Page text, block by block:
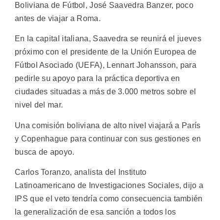
Boliviana de Fútbol, José Saavedra Banzer, poco
antes de viajar a Roma.
En la capital italiana, Saavedra se reunirá el jueves
próximo con el presidente de la Unión Europea de
Fútbol Asociado (UEFA), Lennart Johansson, para
pedirle su apoyo para la práctica deportiva en
ciudades situadas a más de 3.000 metros sobre el
nivel del mar.
Una comisión boliviana de alto nivel viajará a París
y Copenhague para continuar con sus gestiones en
busca de apoyo.
Carlos Toranzo, analista del Instituto
Latinoamericano de Investigaciones Sociales, dijo a
IPS que el veto tendría como consecuencia también
la generalización de esa sanción a todos los